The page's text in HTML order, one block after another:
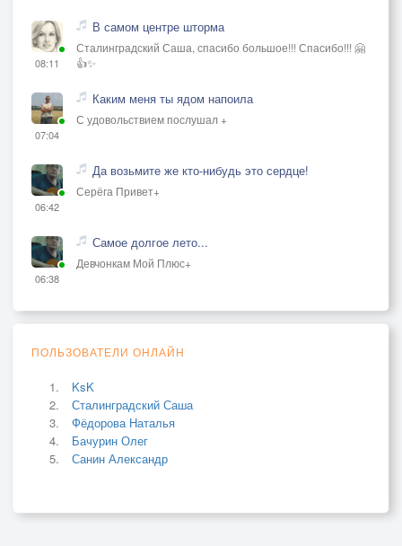
08:11
В самом центре шторма
Сталинградский Саша, спасибо большое!!! Спасибо!!! 🤗
👍✨
07:04
Каким меня ты ядом напоила
С удовольствием послушал +
06:42
Да возьмите же кто-нибудь это сердце!
Серёга Привет+
06:38
Самое долгое лето...
Девчонкам Мой Плюс+
ПОЛЬЗОВАТЕЛИ ОНЛАЙН
KsK
Сталинградский Саша
Фёдорова Наталья
Бачурин Олег
Санин Александр